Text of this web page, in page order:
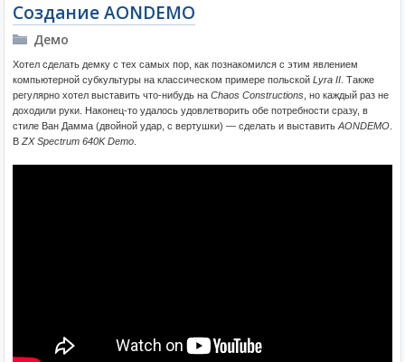
Создание AONDEMO
Демо
Хотел сделать демку с тех самых пор, как познакомился с этим явлением
компьютерной субкультуры на классическом примере польской Lyra II . Также
регулярно хотел выставить что-нибудь на Chaos Constructions , но каждый раз не
доходили руки. Наконец-то удалось удовлетворить обе потребности сразу, в
стиле Ван Дамма (двойной удар, с вертушки) — сделать и выставить AONDEMO
В ZX Spectrum 640K Demo